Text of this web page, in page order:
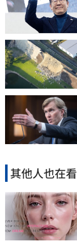
其他人也在看